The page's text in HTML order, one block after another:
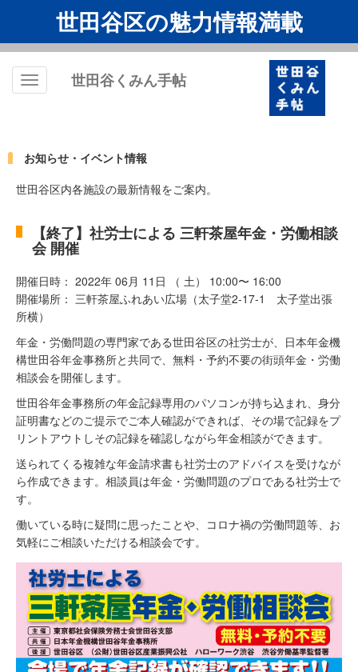
世田谷区の魅力情報満載
Toggle
世田谷くみん手帖
お知らせ・イベント情報
世田谷区内各施設の最新情報をご案内。
【終了】社労士による 三軒茶屋年金・労働相談
会 開催
開催日時： 2022年 06月 11日 （ 土） 10:00〜 16:00
開催場所： 三軒茶屋ふれあい広場（太子堂2-17-1 太子堂出張
所横）
年金・労働問題の専門家である世田谷区の社労士が、日本年金機
構世田谷年金事務所と共同で、無料・予約不要の街頭年金・労働
相談会を開催します。
世田谷年金事務所の年金記録専用のパソコンが持ち込まれ、身分
証明書などのご提示でご本人確認ができれば、その場で記録をプ
リントアウトしその記録を確認しながら年金相談ができます。
送られてくる複雑な年金請求書も社労士のアドバイスを受けなが
ら作成できます。相談員は年金・労働問題のプロである社労士で
す。
働いている時に疑問に思ったことや、コロナ禍の労働問題等、お
気軽にご相談いただける相談会です。